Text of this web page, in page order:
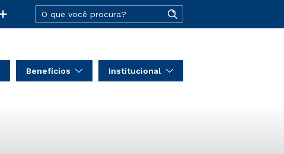
Benefícios Institucional